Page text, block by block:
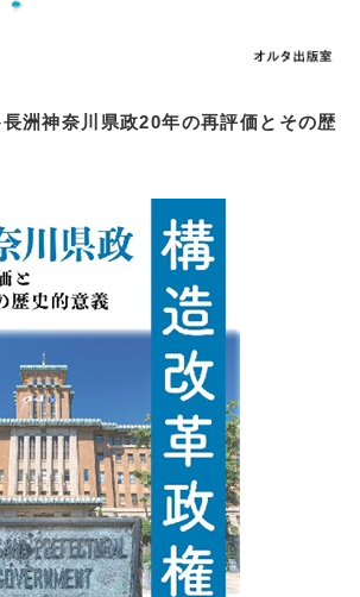
洲神奈川県政20年の再評価とその歴